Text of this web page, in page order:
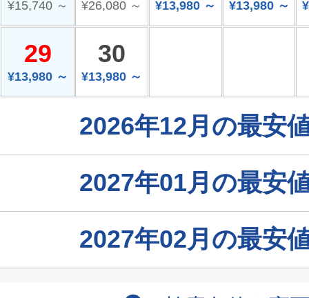
¥15,740 ～ ¥26,080 ～ ¥13,980 ～ ¥13,980 ～
29
¥13,980 ～
30
¥13,980 ～
2026年12月の最安
2027年01月の最安
2027年02月の最安